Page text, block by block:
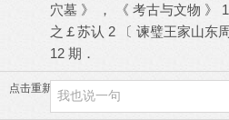
穴墓 》 ， 《 考古与文物 》
之￡苏认 2 〔 谏璧王家山东
12 期．
点击重新加载